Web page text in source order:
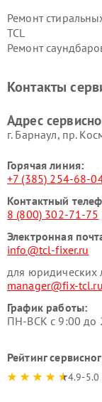
Ремонт
TCL
Ремонт
Контакты
Адрес
г. Барнаул, ​пр.
Горячая линия:
+7 (385) 254-68-
Контактный
8 (800) 302-71-75
Электронная
info@tcl-fixer.ru
для юридических
manager@fix-tcl.ru
График работы:
ПН-ВСК с 9:00 до
Рейтинг
4.9-5.0